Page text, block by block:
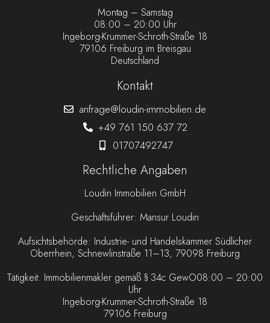
Montag – Samstag
08:00 – 20:00 Uhr
Ingeborg-Krummer-Schroth-Straße 18
79106 Freiburg im Breisgau
Deutschland
Kontakt
anfrage@loudin-immobilien.de
+49 761 150 637 72
01707492747
Rechtliche Angaben
Loudin Immobilien GmbH
Geschäftsführer: Mansur Loudin
Aufsichtsbehörde: Industrie- und Handelskammer Südlicher
Oberrhein, Schnewlinstraße 11–13, 79098 Freiburg
Tätigkeit: Immobilienmakler gemäß § 34c GewO08:00 – 20:00
Uhr
Ingeborg-Krummer-Schroth-Straße 18
79106 Freiburg